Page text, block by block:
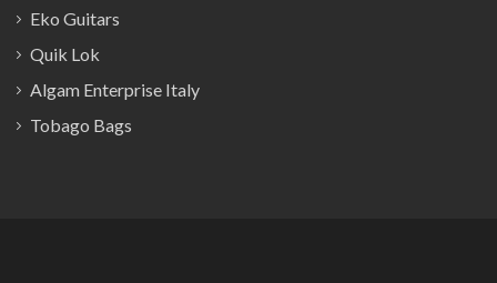
Eko Guitars
Quik Lok
Algam Enterprise Italy
Tobago Bags